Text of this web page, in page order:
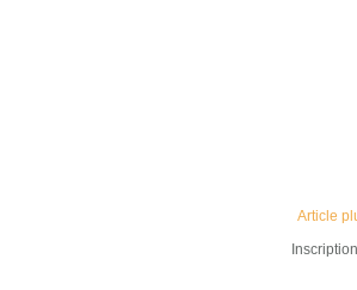
Article